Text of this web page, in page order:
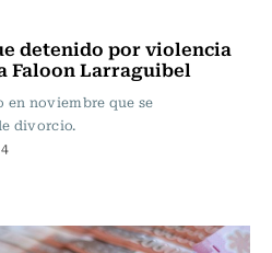
detenido por violencia
Larraguibel
en noviembre que se
divorcio.